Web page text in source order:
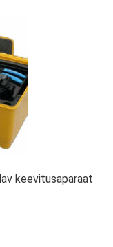
keevitusaparaat